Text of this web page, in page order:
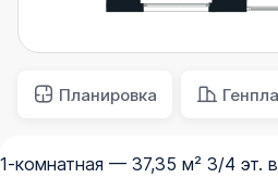
Планировка
1-комнатная — 37,35 м² 3/4 эт.